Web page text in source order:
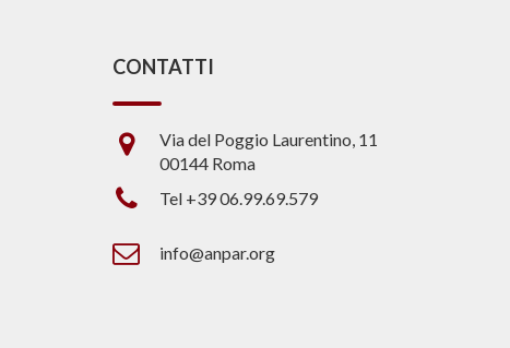
CONTATTI
Via del Poggio Laurentino, 11
00144 Roma
Tel +39 06.99.69.579
info@anpar.org